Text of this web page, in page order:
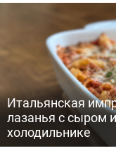
Итальянская
лазанья с сыром
холодильнике